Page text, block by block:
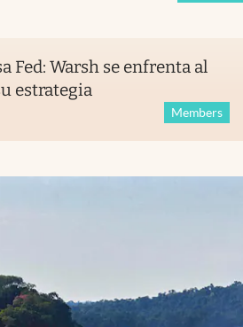
Fed: Warsh se enfrenta al
estrategia
Members